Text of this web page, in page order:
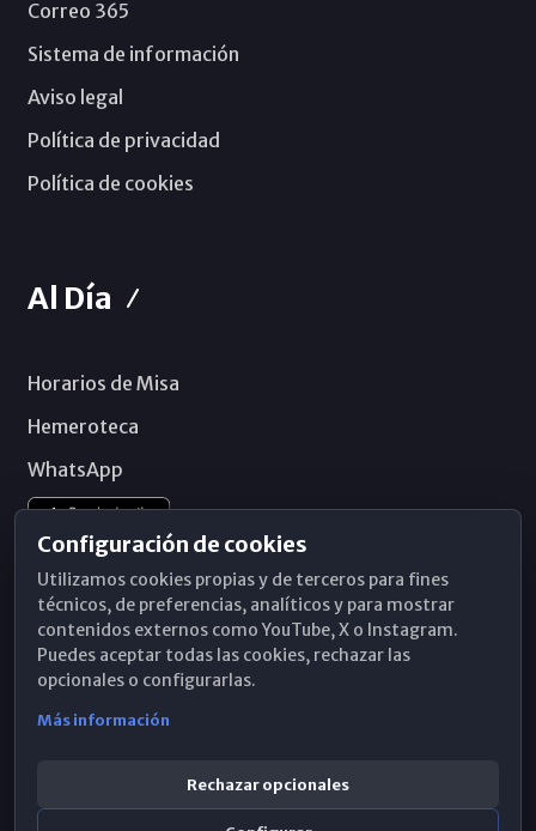
Correo 365
Sistema de información
Aviso legal
Política de privacidad
Política de cookies
Al Día
Horarios de Misa
Hemeroteca
WhatsApp
Configuración de cookies
Utilizamos cookies propias y de terceros para fines
técnicos, de preferencias, analíticos y para mostrar
contenidos externos como YouTube, X o Instagram.
Puedes aceptar todas las cookies, rechazar las
opcionales o configurarlas.
Más información
Rechazar opcionales